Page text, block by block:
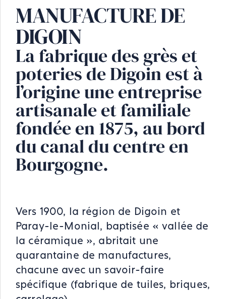
MANUFACTURE DE
DIGOIN
La fabrique des grès et
poteries de Digoin est à
l’origine une entreprise
artisanale et familiale
fondée en 1875, au bord
du canal du centre en
Bourgogne.
Vers 1900, la région de Digoin et
Paray-le-Monial, baptisée « vallée de
la céramique », abritait une
quarantaine de manufactures,
chacune avec un savoir-faire
spécifique (fabrique de tuiles, briques,